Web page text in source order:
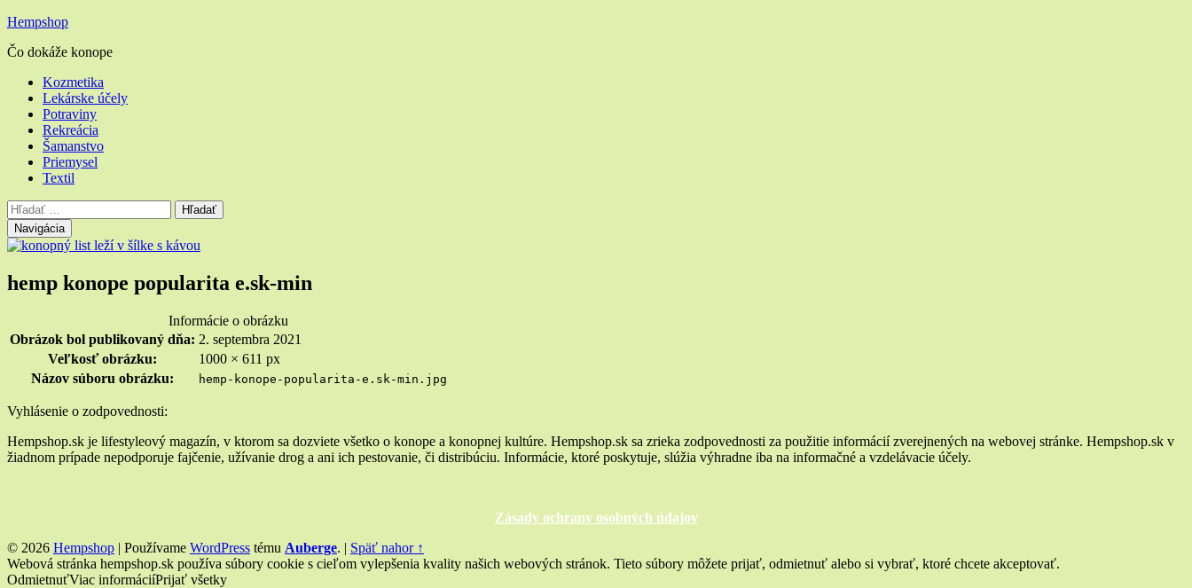
Hempshop
Čo dokáže konope
Hlavné
menu
Kozmetika
Lekárske účely
Potraviny
Rekreácia
Šamanstvo
Priemysel
Textil
Vyhľadávanie
Hľadať:
Navigácia
hemp konope popularita e.sk-min
Informácie o obrázku
Obrázok bol publikovaný dňa: 2. septembra 2021
Veľkosť obrázku:
1000 × 611 px
Názov súboru obrázku:
hemp-konope-popularita-e.sk-min.jpg
Widgety
v
pätičke
Vyhlásenie o zodpovednosti:
Hempshop.sk je lifestyleový magazín, v ktorom sa dozviete všetko o konope a konopnej kultúre. Hempshop.sk sa zrieka zodpovednosti za použitie informácií zverejnených na webovej stránke. Hempshop.sk v
žiadnom prípade nepodporuje fajčenie, užívanie drog a ani ich pestovanie, či distribúciu. Informácie, ktoré poskytuje, slúžia výhradne iba na informačné a vzdelávacie účely.
Zásady ochrany osobných údajov
© 2026 Hempshop | Používame WordPress tému Auberge. | Späť nahor ↑
Webová stránka hempshop.sk používa súbory cookie s cieľom vylepšenia kvality našich webových stránok. Tieto súbory môžete prijať, odmietnuť alebo si vybrať, ktoré chcete akceptovať.
OdmietnuťViac informáciíPrijať všetky